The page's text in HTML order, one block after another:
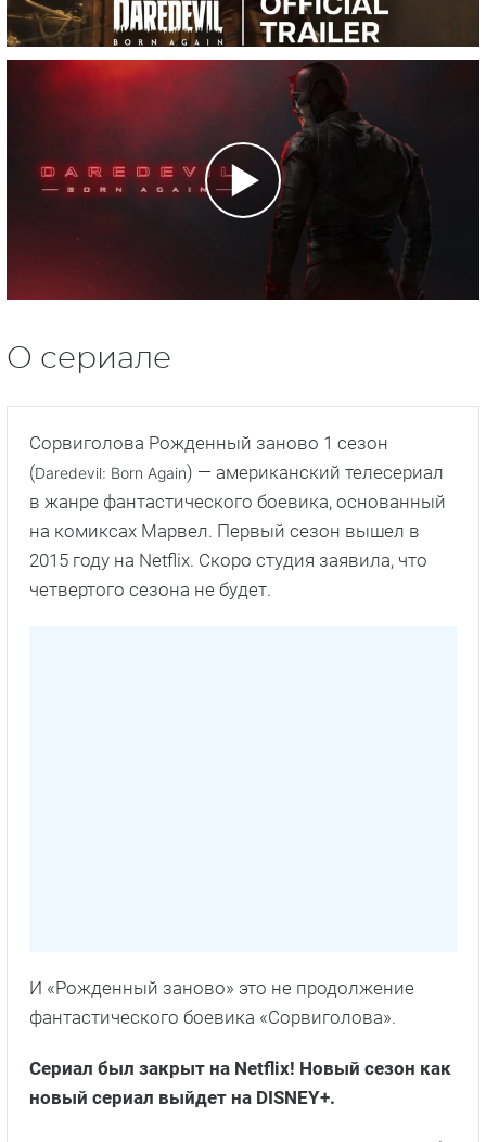
О сериале
Сорвиголова Рожденный заново 1 сезон
(Daredevil: Born Again) — американский телесериал
в жанре фантастического боевика, основанный
на комиксах Марвел. Первый сезон вышел в
2015 году на Netflix. Скоро студия заявила, что
четвертого сезона не будет.
И «Рожденный заново» это не продолжение
фантастического боевика «Сорвиголова».
Сериал был закрыт на Netflix! Новый сезон как
новый сериал выйдет на DISNEY+.